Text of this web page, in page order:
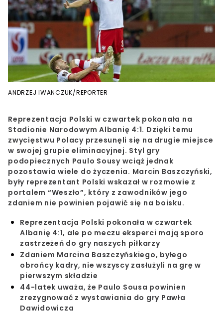
ANDRZEJ IWANCZUK/REPORTER
Reprezentacja Polski w czwartek pokonała na
Stadionie Narodowym Albanię 4:1. Dzięki temu
zwycięstwu Polacy przesunęli się na drugie miejsce
w swojej grupie eliminacyjnej. Styl gry
podopiecznych Paulo Sousy wciąż jednak
pozostawia wiele do życzenia. Marcin Baszczyński,
były reprezentant Polski wskazał w rozmowie z
portalem “Weszło”, który z zawodników jego
zdaniem nie powinien pojawić się na boisku.
Reprezentacja Polski pokonała w czwartek
Albanię 4:1, ale po meczu eksperci mają sporo
zastrzeżeń do gry naszych piłkarzy
Zdaniem Marcina Baszczyńskiego, byłego
obrońcy kadry, nie wszyscy zasłużyli na grę w
pierwszym składzie
44-latek uważa, że Paulo Sousa powinien
zrezygnować z wystawiania do gry Pawła
Dawidowicza